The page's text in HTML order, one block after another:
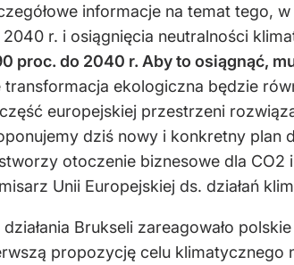
informacje na temat tego,
2040 r. i osiągnięcia neutralności
proc. do 2040 r. Aby to osiągnąć,
transformacja ekologiczna będzie
europejskiej przestrzeni
dziś nowy i konkretny plan
otoczenie biznesowe dla CO2
Unii Europejskiej ds. działań
działania Brukseli zareagowało
propozycję celu klimatycznego